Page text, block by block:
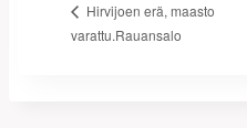
Hirvijoen erä, maasto
varattu.Rauansalo